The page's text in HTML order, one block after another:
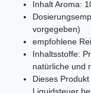
Inhalt Aroma:
vorgegeben)
empfohlene
Inhaltsstoffe:
natürliche und
Dieses
Liquidsteuer